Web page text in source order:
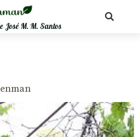
José M. M. Santos